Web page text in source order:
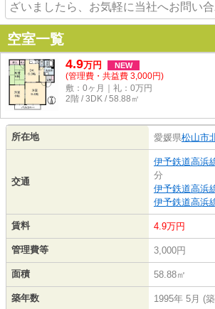
ざいましたら、お気軽に当社へお問い合
空室一覧
4.9万円 NEW
(管理費・共益費 3,000円)
敷：0ヶ月｜礼：0万円
2階 / 3DK / 58.88㎡
所在地 愛媛県松山市
交通
伊予鉄道高浜
分
伊予鉄道高浜
伊予鉄道高浜
賃料 4.9万円
管理費等 3,000円
面積 58.88㎡
築年数 1995年 5月 (